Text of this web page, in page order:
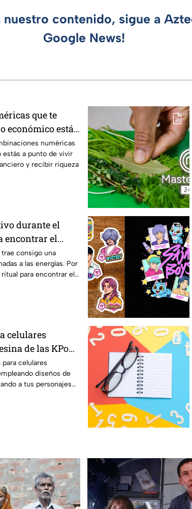
nuestro contenido, sigue a
Google News!
que te
económico está
numéricas
estás a punto de vivir
y recibir riqueza
durante el
encontrar el
consigo una
a las energías. Por
para encontrar el
celulares
de las KPop
celulares
diseños de
a tus personajes